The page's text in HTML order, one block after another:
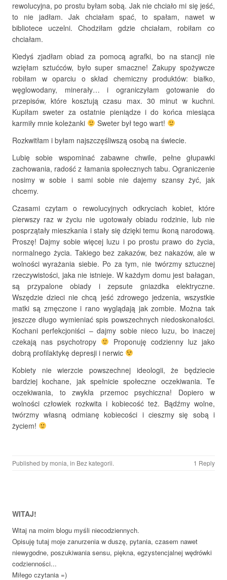
rewolucyjna, po prostu byłam sobą. Jak nie chciało mi się jeść,
to nie jadłam. Jak chciałam spać, to spałam, nawet w
bibliotece uczelni. Chodziłam gdzie chciałam, robiłam co
chciałam.
Kiedyś zjadłam obiad za pomocą agrafki, bo na stancji nie
wzięłam sztućców, było super smaczne! Zakupy spożywcze
robiłam w oparciu o skład chemiczny produktów: białko,
węglowodany, minerały… i ograniczyłam gotowanie do
przepisów, które kosztują czasu max. 30 minut w kuchni.
Kupiłam sweter za ostatnie pieniądze i do końca miesiąca
karmiły mnie koleżanki
Sweter był tego wart!
Rozkwitłam i byłam najszczęśliwszą osobą na świecie.
Lubię sobie wspominać zabawne chwile, pełne głupawki
zachowania, radość z łamania społecznych tabu. Ograniczenie
nosimy w sobie i sami sobie nie dajemy szansy żyć, jak
chcemy.
Czasami czytam o rewolucyjnych odkryciach kobiet, które
pierwszy raz w życiu nie ugotowały obiadu rodzinie, lub nie
posprzątały mieszkania i stały się dzięki temu ikoną narodową.
Proszę! Dajmy sobie więcej luzu i po prostu prawo do życia,
normalnego życia. Takiego bez zakazów, bez nakazów, ale w
wolności wyrażania siebie. Po za tym, nie twórzmy sztucznej
rzeczywistości, jaka nie istnieje. W każdym domu jest bałagan,
są przypalone obiady i zepsute gniazdka elektryczne.
Wszędzie dzieci nie chcą jeść zdrowego jedzenia, wszystkie
matki są zmęczone i rano wyglądają jak zombie. Można tak
jeszcze długo wymieniać spis powszechnych niedoskonałości.
Kochani perfekcjoniści – dajmy sobie nieco luzu, bo inaczej
czekają nas psychotropy
Proponuję codzienny luz jako
dobrą profilaktykę depresji i nerwic
Kobiety nie wierzcie powszechnej ideologii, że będziecie
bardziej kochane, jak spełnicie społeczne oczekiwania. Te
oczekiwania, to zwykła przemoc psychiczna! Dopiero w
wolności człowiek rozkwita i kobiecość też. Bądźmy wolne,
twórzmy własną odmianę kobiecości i cieszmy się sobą i
życiem!
Published by monia, in Bez kategorii. 1 Reply
WITAJ!
Witaj na moim blogu myśli niecodziennych.
Opisuję tutaj moje zanurzenia w duszę, pytania, czasem nawet
niewygodne, poszukiwania sensu, piękna, egzystencjalnej wędrówki
codzienności...
Miłego czytania =)